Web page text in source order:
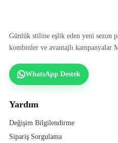
Günlük stiline eşlik eden yeni sezon
kombinler ve avantajlı kampanyalar
WhatsApp Destek
Yardım
Değişim Bilgilendirme
Sipariş Sorgulama